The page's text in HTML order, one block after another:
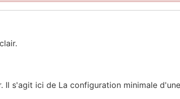
s'agit ici de La configuration minimale